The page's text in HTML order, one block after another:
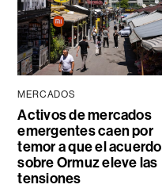
MERCADOS
Activos de mercados
emergentes caen por
temor a que el acuerdo
sobre Ormuz eleve las
tensiones